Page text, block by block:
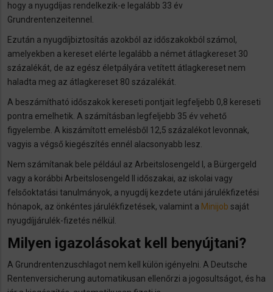
hogy a nyugdíjas rendelkezik-e legalább 33 év
Grundrentenzeitennel.
Ezután a nyugdíjbiztosítás azokból az időszakokból számol,
amelyekben a kereset elérte legalább a német átlagkereset 30
százalékát, de az egész életpályára vetített átlagkereset nem
haladta meg az átlagkereset 80 százalékát.
A beszámítható időszakok kereseti pontjait legfeljebb 0,8 kereseti
pontra emelhetik. A számításban legfeljebb 35 év vehető
figyelembe. A kiszámított emelésből 12,5 százalékot levonnak,
vagyis a végső kiegészítés ennél alacsonyabb lesz.
Nem számítanak bele például az Arbeitslosengeld I, a Bürgergeld
vagy a korábbi Arbeitslosengeld II időszakai, az iskolai vagy
felsőoktatási tanulmányok, a nyugdíj kezdete utáni járulékfizetési
hónapok, az önkéntes járulékfizetések, valamint a Minijob saját
nyugdíjjárulék-fizetés nélkül.
Milyen igazolásokat kell benyújtani?
A Grundrentenzuschlagot nem kell külön igényelni. A Deutsche
Rentenversicherung automatikusan ellenőrzi a jogosultságot, és ha